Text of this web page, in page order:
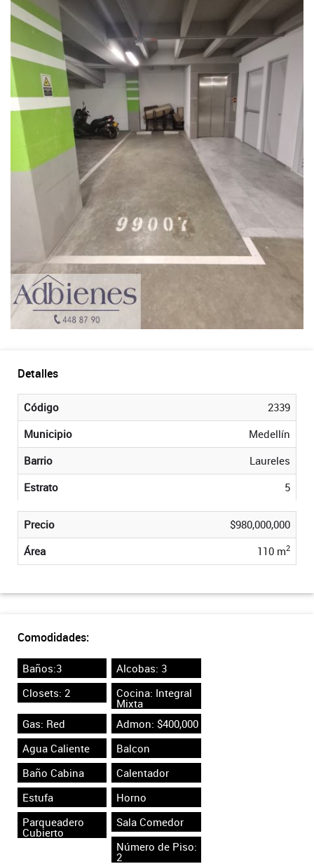
Detalles
Código
2339
Municipio
Medellín
Barrio
Laureles
Estrato
5
Precio
$980,000,000
Área
110 m2
Comodidades:
Baños:3
Alcobas: 3
Closets: 2
Cocina: Integral
Mixta
Gas: Red
Admon: $400,000
Agua Caliente
Balcon
Baño Cabina
Calentador
Estufa
Horno
Parqueadero
Cubierto
Sala Comedor
Número de Piso:
2